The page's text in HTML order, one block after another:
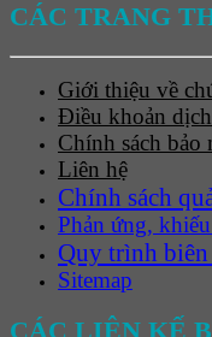
CÁC TRANG
Giới thiệu về
Điều khoản
Chính sách bảo
Liên hệ
Chính sách
Phản ứng,
Quy trình
Sitemap
CÁC LIÊN KẾ